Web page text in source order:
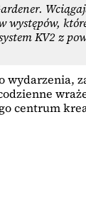
występów,
KV2 z
wydarzenia,
centrum